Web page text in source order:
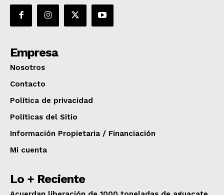
Empresa
Nosotros
Contacto
Política de privacidad
Políticas del Sitio
Información Propietaria / Financiación
Mi cuenta
Lo + Reciente